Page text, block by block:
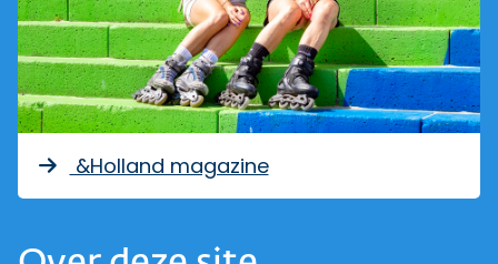
&Holland magazine